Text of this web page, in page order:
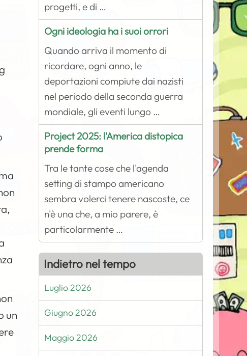
un
progetti, e di …
Ogni ideologia ha i suoi orrori
Quando arriva il momento di
ricordare, ogni anno, le
deportazioni compiute dai nazisti
nel periodo della seconda guerra
mondiale, gli eventi lungo …
Project 2025: l'America distopica
prende forma
Tra le tante cose che l'agenda
setting di stampo americano
sembra volerci tenere nascoste, ce
n'è una che, a mio parere, è
particolarmente …
Indietro nel tempo
Luglio 2026
Giugno 2026
Maggio 2026